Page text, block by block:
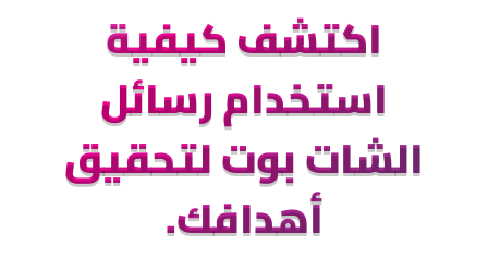
اكتشف كيفية
استخدام رسائل
الشات بوت لتحقيق
أهدافك.